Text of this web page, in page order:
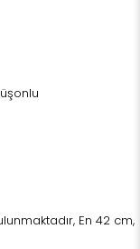
En 42 cm,